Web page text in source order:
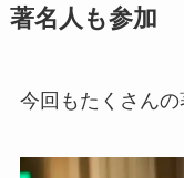
著名人も参加
今回もたくさんの